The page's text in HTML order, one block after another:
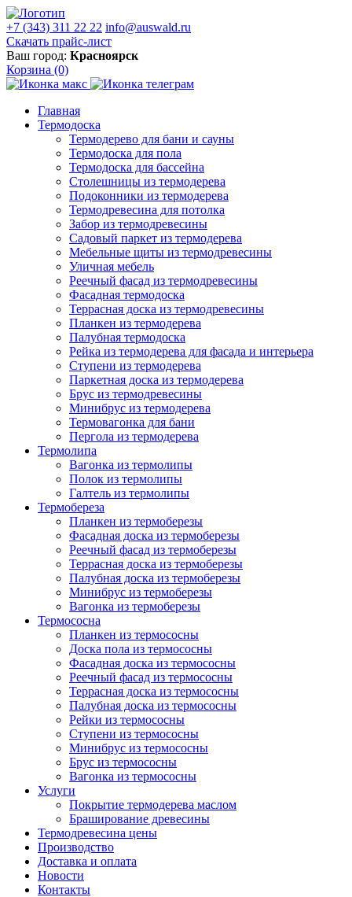
+7 (343) 311 22 22 info@auswald.ru
Скачать прайс-лист
Ваш город: Красноярск
Корзина (0)
Главная
Термодоска
Термодерево для бани и сауны
Термодоска для пола
Термодоска для бассейна
Столешницы из термодерева
Подоконники из термодерева
Термодревесина для потолка
Забор из термодревесины
Садовый паркет из термодерева
Мебельные щиты из термодревесины
Уличная мебель
Реечный фасад из термодревесины
Фасадная термодоска
Террасная доска из термодревесины
Планкен из термодерева
Палубная термодоска
Рейка из термодерева для фасада и интерьера
Ступени из термодерева
Паркетная доска из термодерева
Брус из термодревесины
Минибрус из термодерева
Термовагонка для бани
Пергола из термодерева
Термолипа
Вагонка из термолипы
Полок из термолипы
Галтель из термолипы
Термобереза
Планкен из термоберезы
Фасадная доска из термоберезы
Реечный фасад из термоберезы
Террасная доска из термоберезы
Палубная доска из термоберезы
Минибрус из термоберезы
Вагонка из термоберезы
Термососна
Планкен из термососны
Доска пола из термососны
Фасадная доска из термососны
Реечный фасад из термососны
Террасная доска из термососны
Палубная доска из термососны
Рейки из термососны
Ступени из термососны
Минибрус из термососны
Брус из термососны
Вагонка из термососны
Услуги
Покрытие термодерева маслом
Браширование древесины
Термодревесина цены
Производство
Доставка и оплата
Новости
Контакты